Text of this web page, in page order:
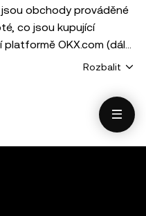
obchody prováděné
co jsou kupující
OKX.com (dále
svou totožnost
ověření jménem stran
materiálů třetích stran),
Rozbalit